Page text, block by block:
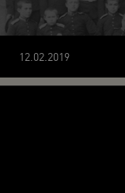
12.02.2019